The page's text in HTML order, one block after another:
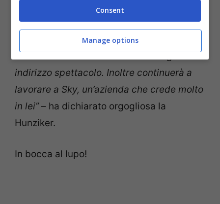
con indirizzo spettacolo, proprio nella
famosa università lombarda.
“Auri ha scelto la facoltà di Sociologia a
indirizzo spettacolo. Inoltre continuerà a
lavorare a Sky, un’azienda che crede molto
in lei”– ha dichiarato orgogliosa la
Hunziker.
In bocca al lupo!
Consent
Manage options